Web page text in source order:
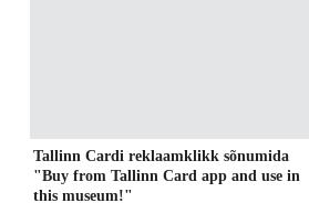
Tallinn Cardi reklaamklikk sõnumida
"Buy from Tallinn Card app and use in
this museum!"